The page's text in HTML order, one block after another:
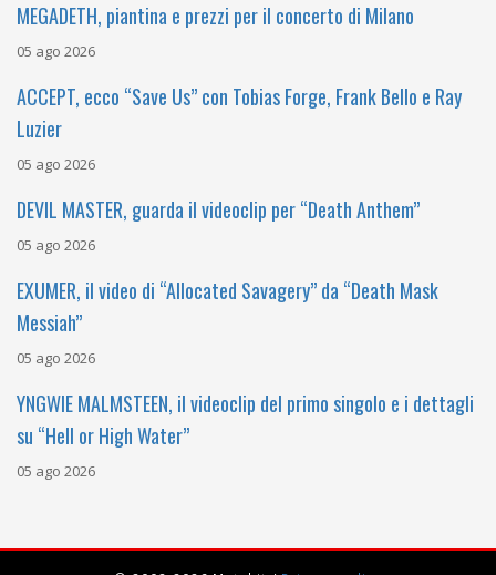
MEGADETH, piantina e prezzi per il concerto di Milano
05 ago 2026
ACCEPT, ecco “Save Us” con Tobias Forge, Frank Bello e Ray
Luzier
05 ago 2026
DEVIL MASTER, guarda il videoclip per “Death Anthem”
05 ago 2026
EXUMER, il video di “Allocated Savagery” da “Death Mask
Messiah”
05 ago 2026
YNGWIE MALMSTEEN, il videoclip del primo singolo e i dettagli
su “Hell or High Water”
05 ago 2026